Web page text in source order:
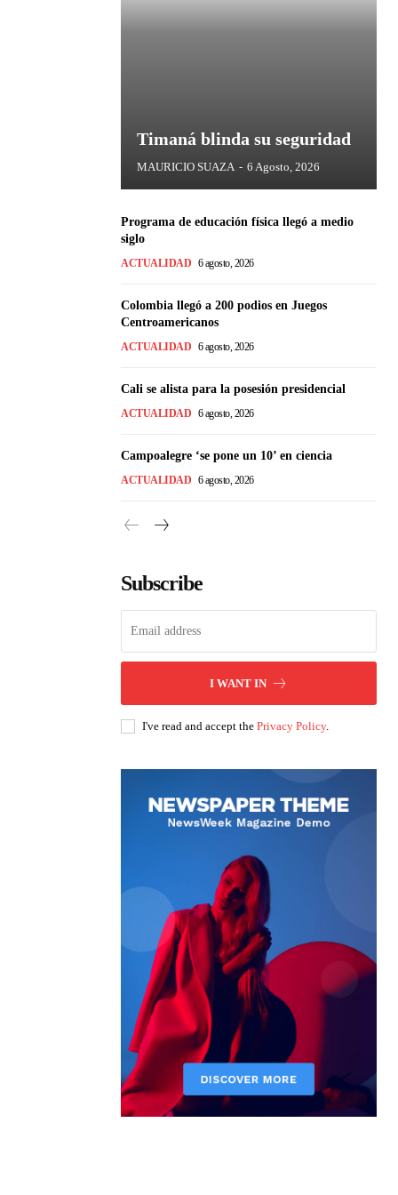
Timaná blinda su seguridad
MAURICIO SUAZA - 6 Agosto, 2026
Programa de educación física llegó a medio
siglo
ACTUALIDAD 6 agosto, 2026
Colombia llegó a 200 podios en Juegos
Centroamericanos
ACTUALIDAD 6 agosto, 2026
Cali se alista para la posesión presidencial
ACTUALIDAD 6 agosto, 2026
Campoalegre ‘se pone un 10’ en ciencia
ACTUALIDAD 6 agosto, 2026
Subscribe
I WANT IN
I've read and accept the Privacy Policy.